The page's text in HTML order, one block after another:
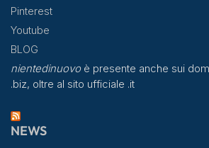
Pinterest
Youtube
BLOG
nientedinuovoè presente anche sui
.biz, oltre al sito ufficiale .it
NEWS